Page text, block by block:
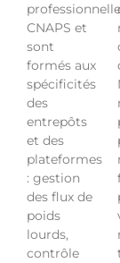
professionnelle
CNAPS et
sont
formés aux
spécificités
des
entrepôts
et des
plateformes
: gestion
des flux de
poids
lourds,
contrôle